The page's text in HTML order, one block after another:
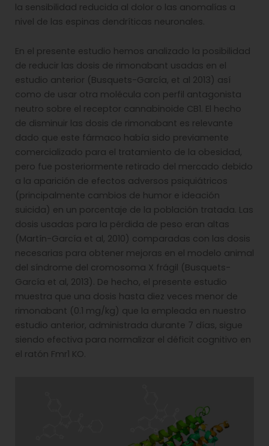
la sensibilidad reducida al dolor o las anomalías a
nivel de las espinas dendríticas neuronales.
En el presente estudio hemos analizado la posibilidad
de reducir las dosis de rimonabant usadas en el
estudio anterior (Busquets-García, et al 2013) así
como de usar otra molécula con perfil antagonista
neutro sobre el receptor cannabinoide CB1. El hecho
de disminuir las dosis de rimonabant es relevante
dado que este fármaco había sido previamente
comercializado para el tratamiento de la obesidad,
pero fue posteriormente retirado del mercado debido
a la aparición de efectos adversos psiquiátricos
(principalmente cambios de humor e ideación
suicida) en un porcentaje de la población tratada. Las
dosis usadas para la pérdida de peso eran altas
(Martín-García et al, 2010) comparadas con las dosis
necesarias para obtener mejoras en el modelo animal
del síndrome del cromosoma X frágil (Busquets-
García et al, 2013). De hecho, el presente estudio
muestra que una dosis hasta diez veces menor de
rimonabant (0.1 mg/kg) que la empleada en nuestro
estudio anterior, administrada durante 7 días, sigue
siendo efectiva para normalizar el déficit cognitivo en
el ratón Fmr1 KO.